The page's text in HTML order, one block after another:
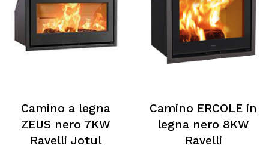
Camino a legna
ZEUS nero 7KW
Ravelli Jotul
Camino ERCOLE in
legna nero 8KW
Ravelli